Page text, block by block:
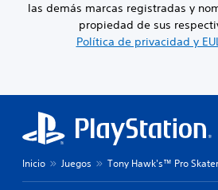
las demás marcas registradas y
propiedad de sus
Política de privacidad y
Inicio Juegos Tony Hawk's™ Pro